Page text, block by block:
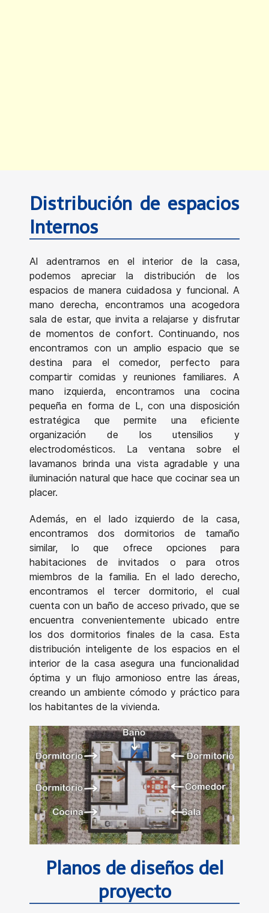
Distribución de espacios
Internos
Al adentrarnos en el interior de la casa,
podemos apreciar la distribución de los
espacios de manera cuidadosa y funcional. A
mano derecha, encontramos una acogedora
sala de estar, que invita a relajarse y disfrutar
de momentos de confort. Continuando, nos
encontramos con un amplio espacio que se
destina para el comedor, perfecto para
compartir comidas y reuniones familiares. A
mano izquierda, encontramos una cocina
pequeña en forma de L, con una disposición
estratégica que permite una eficiente
organización de los utensilios y
electrodomésticos. La ventana sobre el
lavamanos brinda una vista agradable y una
iluminación natural que hace que cocinar sea un
placer.
Además, en el lado izquierdo de la casa,
encontramos dos dormitorios de tamaño
similar, lo que ofrece opciones para
habitaciones de invitados o para otros
miembros de la familia. En el lado derecho,
encontramos el tercer dormitorio, el cual
cuenta con un baño de acceso privado, que se
encuentra convenientemente ubicado entre
los dos dormitorios finales de la casa. Esta
distribución inteligente de los espacios en el
interior de la casa asegura una funcionalidad
óptima y un flujo armonioso entre las áreas,
creando un ambiente cómodo y práctico para
los habitantes de la vivienda.
Planos de diseños del
proyecto